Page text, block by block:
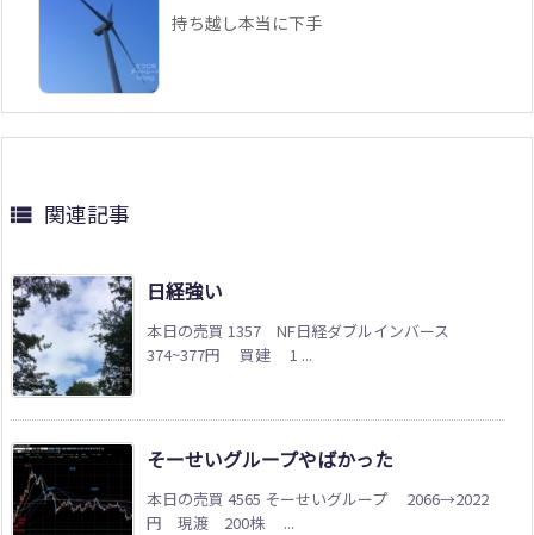
持ち越し本当に下手
 関連記事
日経強い
本日の売買 1357 NF日経ダブルインバース
374~377円 買建 1 ...
そーせいグループやばかった
本日の売買 4565 そーせいグループ 2066→2022
円 現渡 200株 ...